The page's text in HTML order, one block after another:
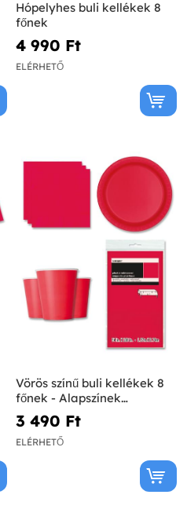
Hópelyhes buli kellékek 8
főnek
4 990 Ft‎
ELÉRHETŐ
Vörös színű buli kellékek 8
főnek - Alapszínek
Termékvonal
3 490 Ft‎
ELÉRHETŐ